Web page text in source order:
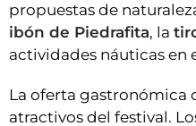
propuestas de
ibón de Piedrafita, la
actividades náuticas en
La oferta gastronómica
atractivos del festival.